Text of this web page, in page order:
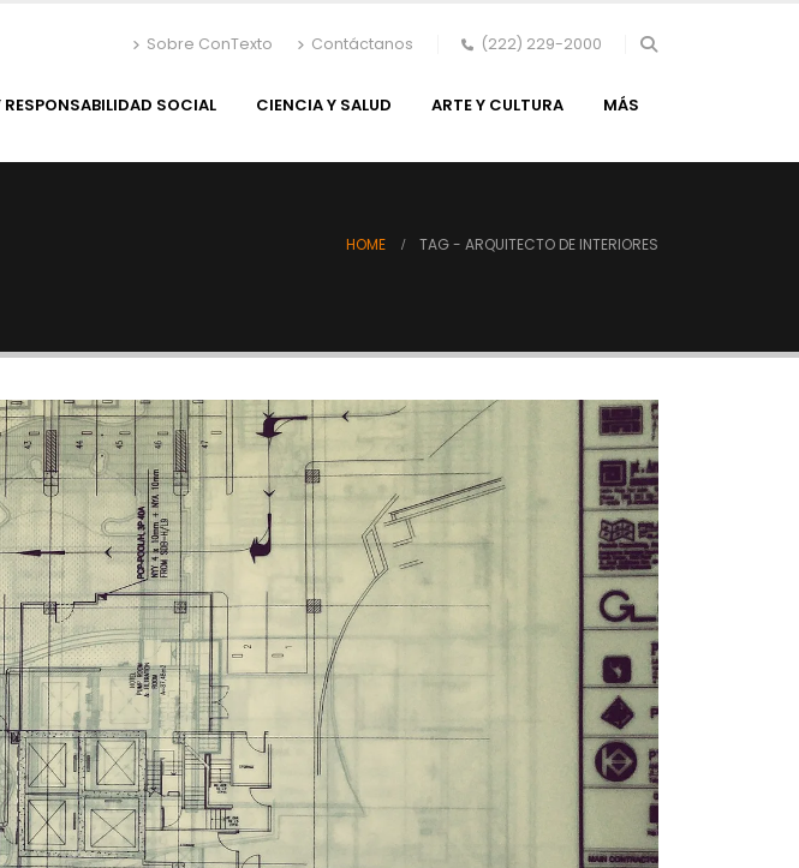
Sobre ConTexto Contáctanos (222) 229-2000
RESPONSABILIDAD SOCIAL CIENCIA Y SALUD ARTE Y CULTURA MÁS
HOME TAG - ARQUITECTO DE INTERIORES